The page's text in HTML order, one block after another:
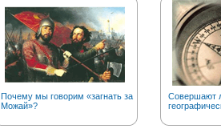
Почему мы говорим «загнать за
Можай»?
Совершают